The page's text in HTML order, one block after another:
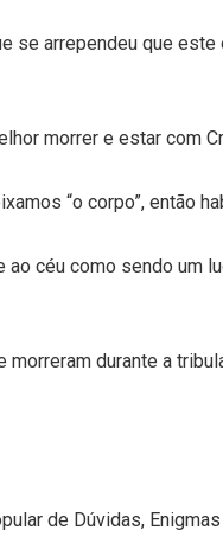
se arrependeu que
morrer e estar com
“o corpo”, então
céu como sendo um
morreram durante a
de Dúvidas,